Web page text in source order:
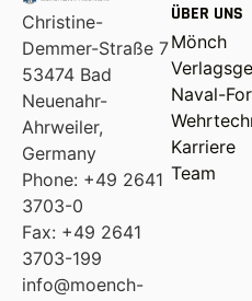
Christine-
Demmer-Straße 7
53474 Bad
Neuenahr-
Ahrweiler,
Germany
Phone: +49 2641
3703-0
Fax: +49 2641
3703-199
info@moench-
ÜBER UNS
Mönch
Naval-
Karriere
Team